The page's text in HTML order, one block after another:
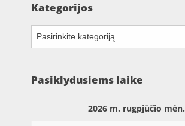
Kategorijos
Kategorijos
Pasiklydusiems laike
2026 m. rugpjūčio mėn.